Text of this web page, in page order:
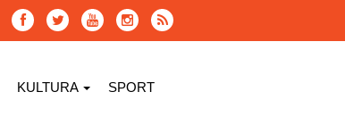
KULTURA SPORT